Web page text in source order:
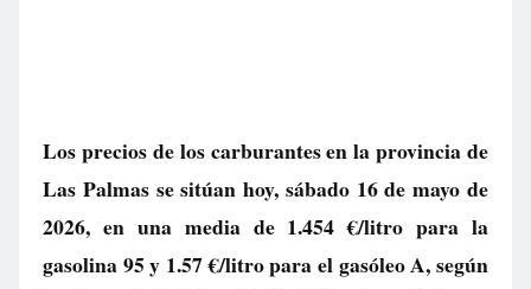
Los precios de los carburantes en la provincia de
Las Palmas se sitúan hoy, sábado 16 de mayo de
2026, en una media de 1.454 €/litro para la
gasolina 95 y 1.57 €/litropara el gasóleo A, según